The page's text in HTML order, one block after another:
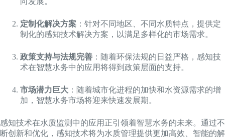
定制化解决方案 ：针对不同地区、不同水质特点，提供定
制化的感知技术解决方案，以满足多样化的市场需求。
政策支持与法规完善 ：随着环保法规的日益严格，感知技
术在智慧水务中的应用将得到政策层面的支持。
市场潜力巨大 ：随着城市化进程的加快和水资源需求的增
加，智慧水务市场将迎来快速发展期。
感知技术在水质监测中的应用正引领着智慧水务的未来。通过不
断创新和优化，感知技术将为水质管理提供更加高效、智能的解